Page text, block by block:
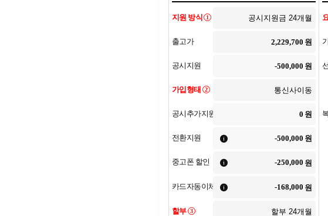
지원 방식 1
출고가 원
공시지원 원
가입형태 2
공시추가지원 원
전환지원 원
중고폰 할인 원
카드자동이체 원
할부 3